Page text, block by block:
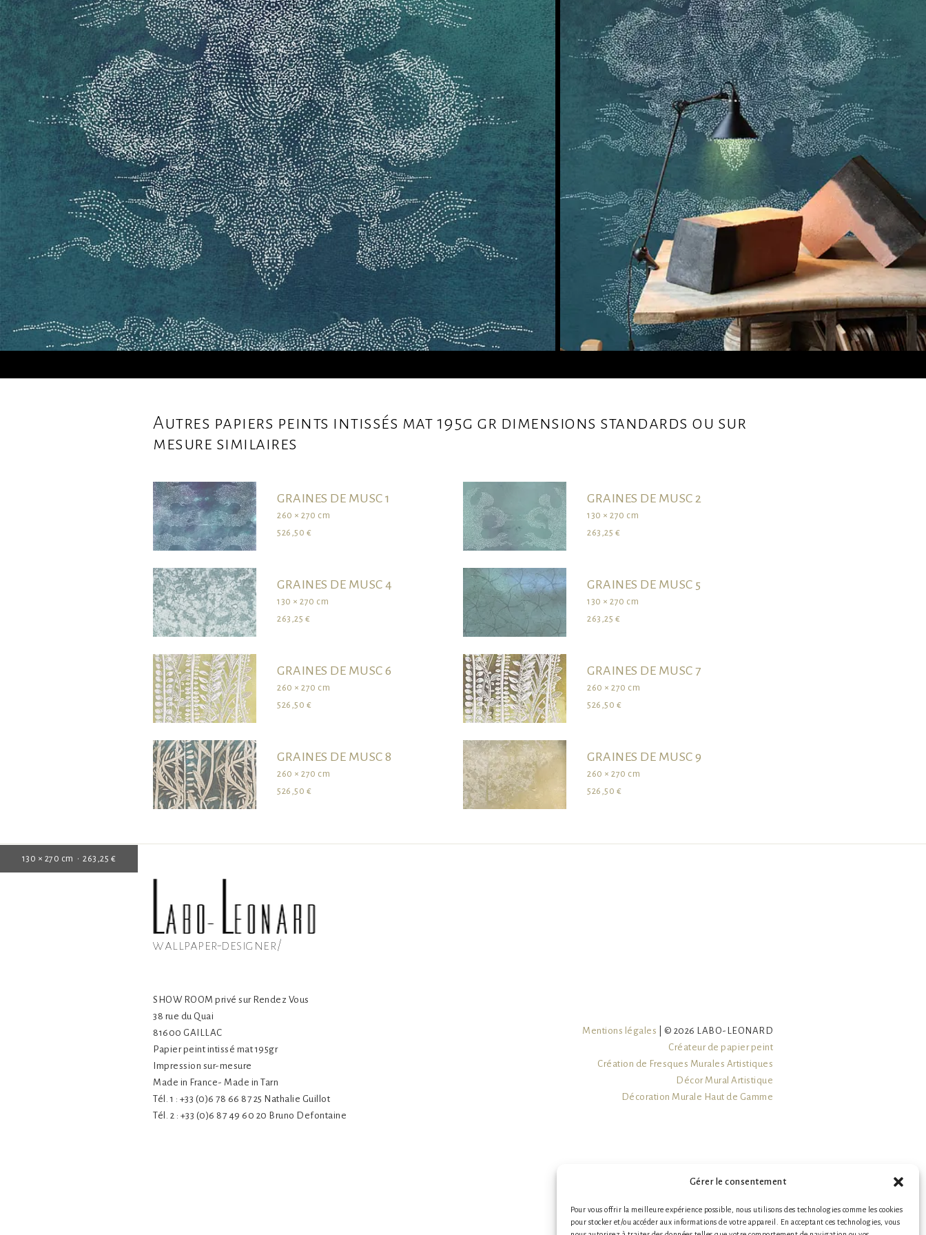
Gérer le consentement
Pour vous offrir la meilleure expérience possible, nous utilisons des technologies comme les cookies
pour stocker et/ou accéder aux informations de votre appareil. En acceptant ces technologies, vous
130 × 270 cm • 263,25 €
Autres papiers peints intissés mat 195g gr dimensions standards ou sur
mesure similaires
GRAINES DE MUSC 1
260 × 270 cm
526,50 €
GRAINES DE MUSC 2
130 × 270 cm
263,25 €
GRAINES DE MUSC 4
130 × 270 cm
263,25 €
GRAINES DE MUSC 5
130 × 270 cm
263,25 €
GRAINES DE MUSC 6
260 × 270 cm
526,50 €
GRAINES DE MUSC 7
260 × 270 cm
526,50 €
GRAINES DE MUSC 8
260 × 270 cm
526,50 €
GRAINES DE MUSC 9
260 × 270 cm
526,50 €
wallpaper-designer/
SHOW ROOM privé sur Rendez Vous
38 rue du Quai
81600 GAILLAC
Papier peint intissé mat 195gr
Impression sur-mesure
Made in France- Made in Tarn
Tél. 1 : +33 (0)6 78 66 87 25 Nathalie Guillot
Tél. 2 : +33 (0)6 87 49 60 20 Bruno Defontaine
Mentions légales
© 2026 LABO-LEONARD
Créateur de papier peint
Création de Fresques Murales Artistiques
Décor Mural Artistique
Décoration Murale Haut de Gamme
Papier Peint Haut de Gamme Made in France
Papier Peint Luxe Français
Papier Peint sur Mesure